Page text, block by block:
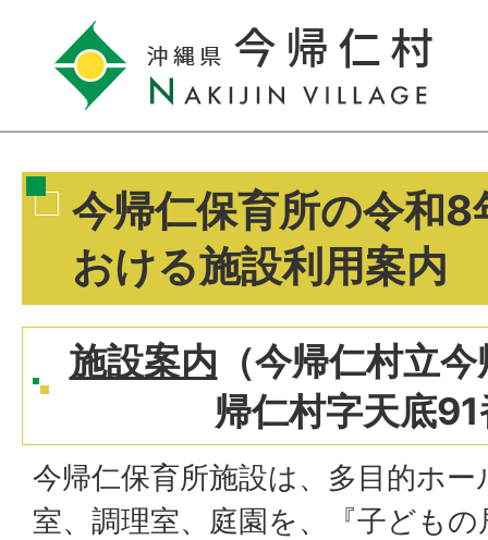
今帰仁保育所の令和8
おける施設利用案内
施設案内 （今帰仁村立
帰仁村字天底
今帰仁保育所施設は、多目的ホ
室、調理室、庭園を、『子ども